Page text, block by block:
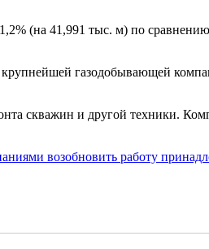
(на 41,991 тыс. м) по
газодобывающей
скважин и другой техники.
возобновить работу